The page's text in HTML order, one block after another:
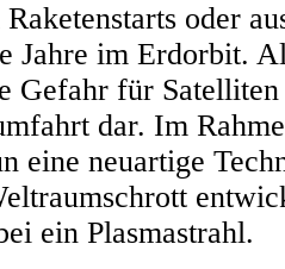
oder
Jahre im Erdorbit.
Gefahr für
dar. Im
eine neuartige
ein Plasmastrahl.